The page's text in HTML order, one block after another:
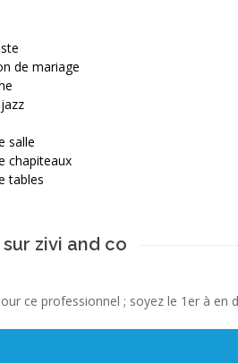
de mariage
salle
chapiteaux
tables
zivi and co
ce professionnel ; soyez le 1er à en